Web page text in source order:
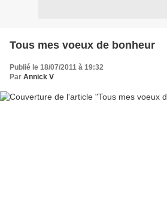
Tous mes voeux de bonheur
Publié le 18/07/2011 à 19:32
Par Annick V